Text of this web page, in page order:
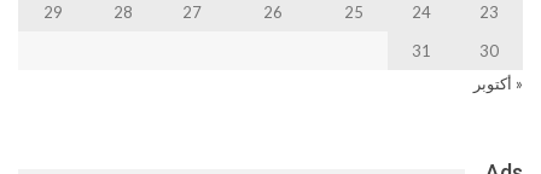
23
24
25
26
27
28
29
30
31
« أكتوبر